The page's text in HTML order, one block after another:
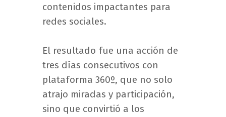
contenidos impactantes para
redes sociales.
El resultado fue una acción de
tres días consecutivos con
plataforma 360º, que no solo
atrajo miradas y participación,
sino que convirtió a los